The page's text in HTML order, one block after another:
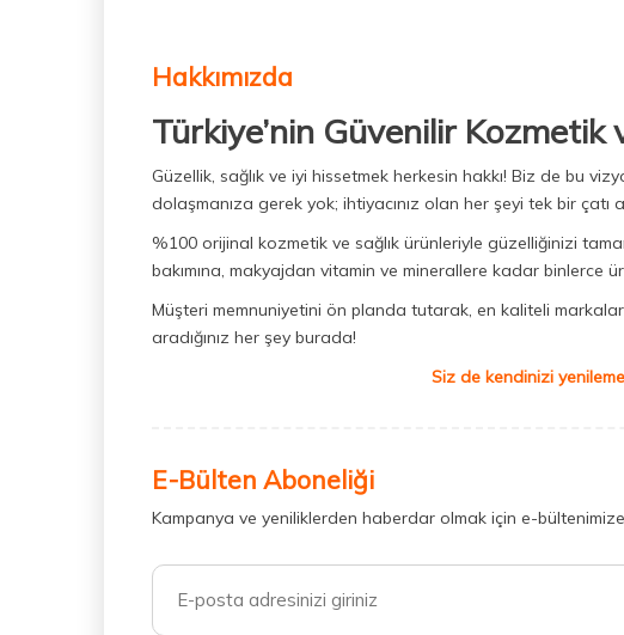
Hakkımızda
Türkiye’nin Güvenilir Kozmetik
Güzellik, sağlık ve iyi hissetmek herkesin hakkı! Biz de bu
dolaşmanıza gerek yok; ihtiyacınız olan her şeyi tek bir çatı
%100 orijinal kozmetik ve sağlık ürünleriyle güzelliğinizi
bakımına, makyajdan vitamin ve minerallere kadar binlerce
Müşteri memnuniyetini ön planda tutarak, en kaliteli
aradığınız her şey burada!
Siz de kendinizi
E-Bülten Aboneliği
Kampanya ve yeniliklerden haberdar olmak için e-